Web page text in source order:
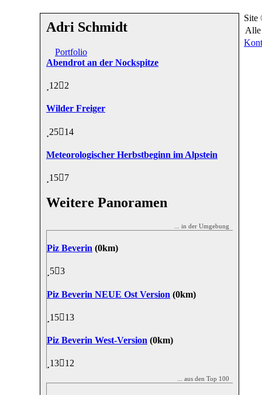
Adri Schmidt
Portfolio
Abendrot an der Nockspitze
12 2
Wilder Freiger
25 14
Meteorologischer Herbstbeginn im Alpstein
15 7
Weitere Panoramen
... in der Umgebung
Piz Beverin (0km)
5 3
Piz Beverin NEUE Ost Version (0km)
15 13
Piz Beverin West-Version (0km)
13 12
... aus den Top 100
Site
Alle